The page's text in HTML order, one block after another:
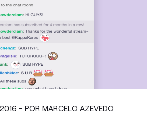
2016 - POR MARCELO AZEVEDO